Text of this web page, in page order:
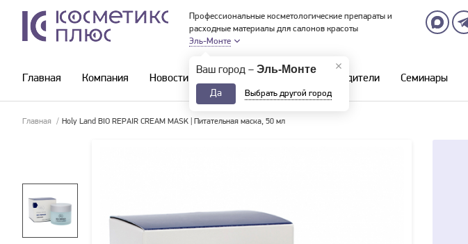
Профессиональные косметологические препараты и
расходные материалы для салонов красоты
Эль-Монте
Ваш город – Эль-Монте
Да Выбрать другой город
Главная Компания Новости и акции Производители Семинары
Главная / Holy Land BIO REPAIR CREAM MASK | Питательная маска, 50 мл